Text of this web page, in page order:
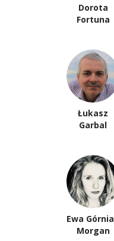
Dorota
Fortuna
Łukasz
Garbal
Ewa
Morgan